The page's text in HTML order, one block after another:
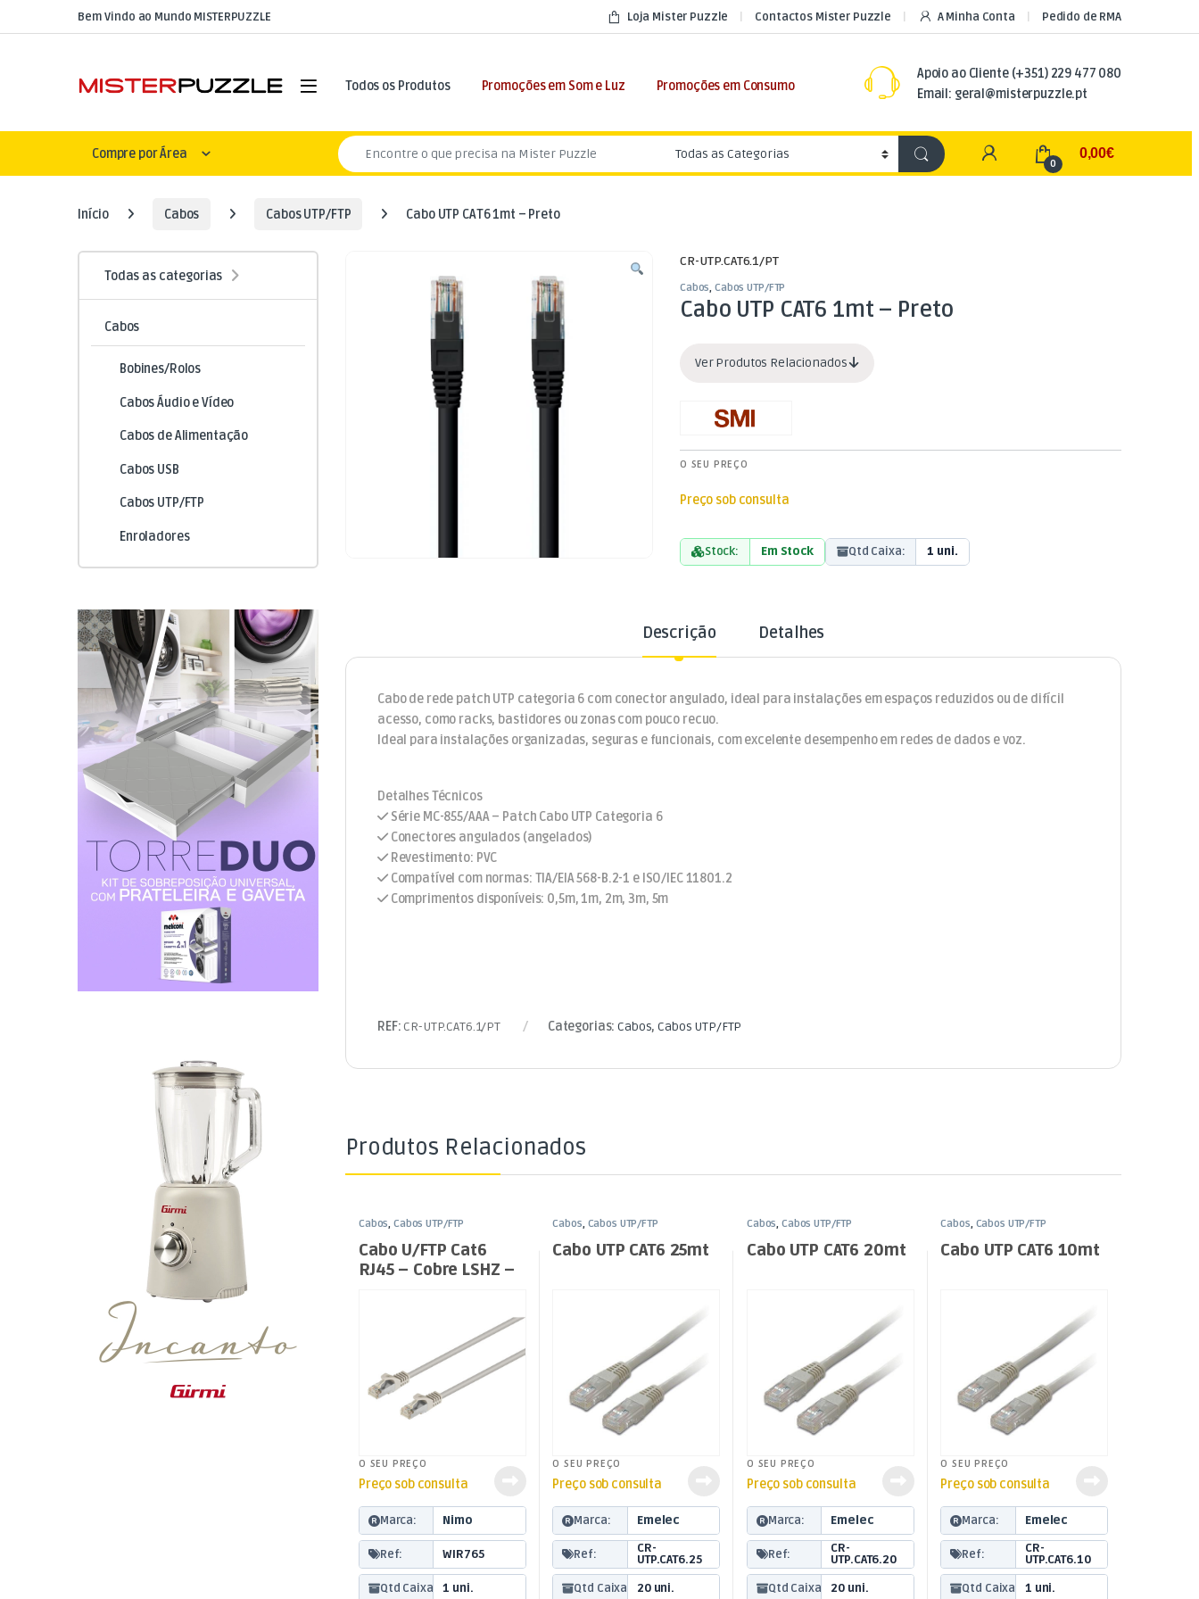
Skip to navigation
Skip to contentBem Vindo ao Mundo MISTERPUZZLE Loja Mister Puzzle Contactos Mister Puzzle A Minha Conta Pedido de RMA
Open Todos os Produtos Promoções em Som e Luz Promoções em Consumo
Apoio ao Cliente(+351) 229 477 080
Email: geral@misterpuzzle.pt
Compre por Área
Search for:
My Account
0
0,00€
Início Cabos Cabos UTP/FTP Cabo UTP CAT6 1mt – Preto
CR-UTP.CAT6.1/PT
Cabos,Cabos UTP/FTP
Cabo UTP CAT6 1mt – Preto
Ver Produtos Relacionados
O SEU PREÇO
Preço sob consulta
Stock: Em Stock Qtd Caixa: 1 uni.
Descrição Detalhes
Cabo de rede patch UTP categoria 6 com conector angulado, ideal para instalações em espaços reduzidos ou de difícil
acesso, como racks, bastidores ou zonas com pouco recuo.
Ideal para instalações organizadas, seguras e funcionais, com excelente desempenho em redes de dados e voz.
Detalhes Técnicos
Série MC-855/AAA – Patch Cabo UTP Categoria 6
Conectores angulados (angelados)
Revestimento: PVC
Compatível com normas: TIA/EIA 568-B.2-1 e ISO/IEC 11801.2
Comprimentos disponíveis: 0,5m, 1m, 2m, 3m, 5m
REF:CR-UTP.CAT6.1/PT Categorias:Cabos,Cabos UTP/FTP
Produtos Relacionados
Cabos,Cabos UTP/FTP
Cabo U/FTP Cat6
RJ45 – Cobre LSHZ –
O SEU PREÇO
Preço sob consulta
Marca: Nimo
Ref: WIR765
Qtd Caixa: 1 uni.
Cabos, Cabos UTP/FTP
Cabo UTP CAT6 25mt
O SEU PREÇO
Preço sob consulta
Marca: Emelec
Ref:
CR-
UTP.CAT6.25
Qtd Caixa:
20 uni.
Cabos,Cabos UTP/FTP
Cabo UTP CAT6 20mt
O SEU PREÇO
Preço sob consulta
Marca: Emelec
Ref:
CR-
UTP.CAT6.20
Qtd Caixa:
20 uni.
Cabos, Cabos UTP/FTP
Cabo UTP CAT6 10mt
O SEU PREÇO
Preço sob consulta
Marca: Emelec
Ref:
CR-
UTP.CAT6.10
Qtd Caixa:
1 uni.
Todas as categorias
Cabos
Bobines/Rolos
Cabos Áudio e Vídeo
Cabos de Alimentação
Cabos USB
Cabos UTP/FTP
Enroladores